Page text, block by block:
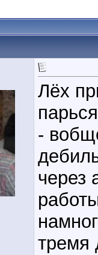
Лёх
-
через
тремя